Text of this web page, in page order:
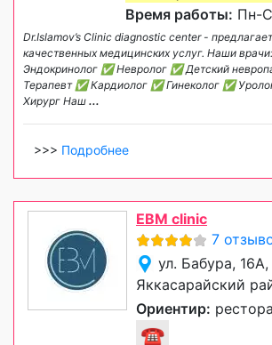
Время работы: Пн-
Dr.Islamov’s Clinic diagnostic center -
качественных медицинских услуг. Наши
Эндокринолог ✅ Невролог ✅ Детский
Терапевт ✅ Кардиолог ✅ Гинеколог ✅
Хирург Наш ...
>>> Подробнее
EBM clinic
7
ул. Бабура, 16А,
Яккасарайский
Ориентир:
☎